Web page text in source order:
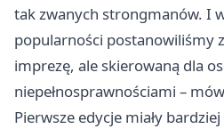
tak zwanych strongmanów. I
popularności postanowiliśmy
imprezę, ale skierowaną dla
niepełnosprawnościami –
Pierwsze edycje miały